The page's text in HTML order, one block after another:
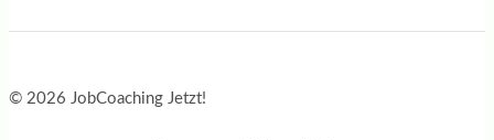
© 2026 JobCoaching Jetzt!